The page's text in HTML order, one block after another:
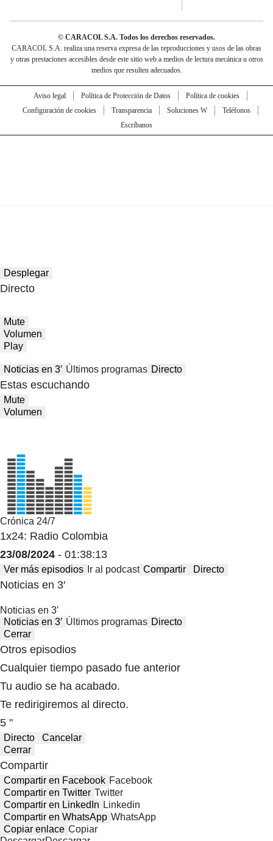
© CARACOL S.A. Todos los derechos reservados.
CARACOL S.A. realiza una reserva expresa de las reproducciones y usos de las obras
y otras prestaciones accesibles desde este sitio web a medios de lectura mecánica u otros
medios que resulten adecuados.
Aviso legal Política de Protección de Datos
Política de cookies
Configuración de cookies
Transparencia Soluciones W
Teléfonos
Escríbanos
Desplegar
Directo
Mute
Volumen
Play
Noticias en 3′ Últimos programas Directo
Estas escuchando
Mute
Volumen
Crónica 24/7
1x24: Radio Colombia
23/08/2024 - 01:38:13
Ver más episodios Ir al podcast Compartir Directo
Noticias en 3′
Noticias en 3′
Noticias en 3′ Últimos programas Directo
Cerrar
Otros episodios
Cualquier tiempo pasado fue anterior
Tu audio se ha acabado.
Te redirigiremos al directo.
5 "
Directo
Cancelar
Cerrar
Compartir
Compartir en Facebook Facebook
Compartir en Twitter Twitter
Compartir en LinkedIn Linkedin
Compartir en WhatsApp WhatsApp
Copiar enlace Copiar